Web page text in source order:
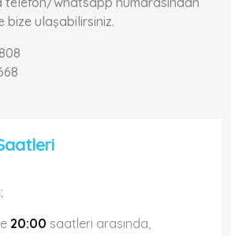
bize ulaşabilirsiniz.
20:00 saatleri arasında,